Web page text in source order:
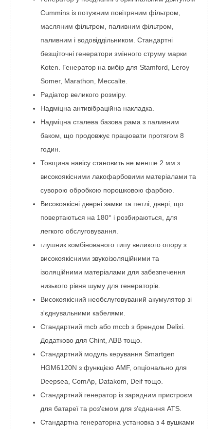
Cummins із потужним повітряним фільтром,
масляним фільтром, паливним фільтром,
паливним і водовіддільником. Стандартні
безщіточні генератори змінного струму марки
Koten. Генератор на вибір для Stamford, Leroy
Somer, Marathon, Meccalte.
Радіатор великого розміру.
Надміцна антивібраційна накладка.
Надміцна сталева базова рама з паливним
баком, що продовжує працювати протягом 8
годин.
Товщина навісу становить не менше 2 мм з
високоякісними лакофарбовими матеріалами та
суворою обробкою порошковою фарбою.
Високоякісні дверні замки та петлі, двері, що
повертаються на 180° і розбираються, для
легкого обслуговування.
глушник комбінованого типу великого опору з
високоякісними звукоізоляційними та
ізоляційними матеріалами для забезпечення
низького рівня шуму для генераторів.
Високоякісний необслуговуваний акумулятор зі
з'єднувальними кабелями.
Стандартний mcb або mccb з брендом Delixi.
Додатково для Chint, ABB тощо.
Стандартний модуль керування Smartgen
HGM6120N з функцією AMF, опціонально для
Deepsea, ComAp, Datakom, Deif тощо.
Стандартний генератор із зарядним пристроєм
для батареї та роз’ємом для з’єднання ATS.
Стандартна генераторна установка з 4 вушками